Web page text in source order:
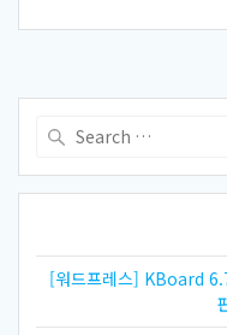
[워드프레스] KBoard